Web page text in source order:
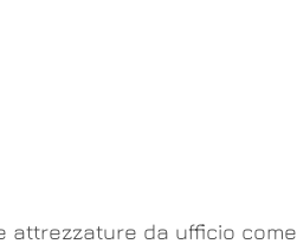
attrezzature da ufficio come